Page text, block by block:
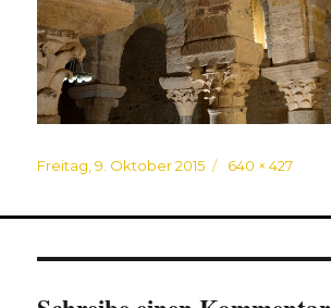
Veröffentlicht
Freitag, 9. Oktober 2015 Originalgröße
640 × 427